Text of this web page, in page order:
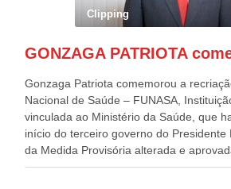
Governadora de Pernambuco, Raquel
Casa Civil, Rui Costa, e da Integração e
de todo Nordeste que também ajudam
Clipping
Gonzaga Patriota comemorou a
Nacional de Saúde – FUNASA,
vinculada ao Ministério da Saúde, que
início do terceiro governo do Presidente
da Medida Provisória alterada e
pelo Congresso Nacional. Gonzaga